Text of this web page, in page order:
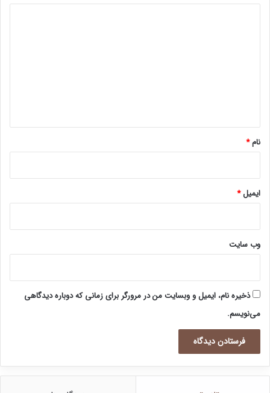
نام*
ایمیل*
وب‌ سایت
ذخیره نام، ایمیل و وبسایت من در مرورگر برای زمانی که دوباره دیدگاهی
می‌نویسم.